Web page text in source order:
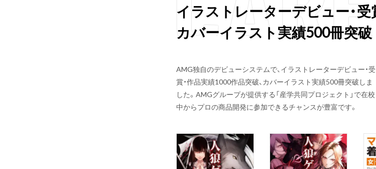
イラストレーターデビュー・受
カバーイラスト実績500冊突破
AMG独自のデビューシステムで、イラストレーターデビュー・受
賞・作品実績1000作品突破、カバーイラスト実績500冊突破しま
した。AMGグループが提供する「産学共同プロジェクト」で在校
中からプロの商品開発に参加できるチャンスが豊富です。